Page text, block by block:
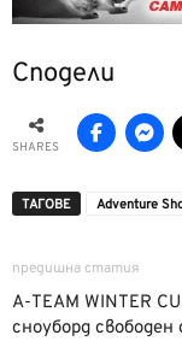
Сподели
SHARES
ТАГОВЕ Adventure
предишна статия
A-TEAM WINTER
сноуборд свободен